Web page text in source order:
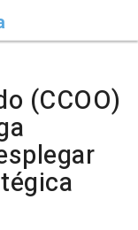
(CCOO)